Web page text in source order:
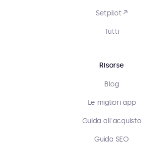
Setpilot ↗
Tutti
Risorse
Blog
Le migliori app
Guida all'acquisto
Guida SEO